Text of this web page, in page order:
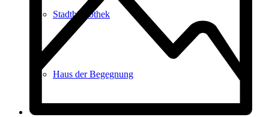
Stadtbibliothek
Haus der Begegnung